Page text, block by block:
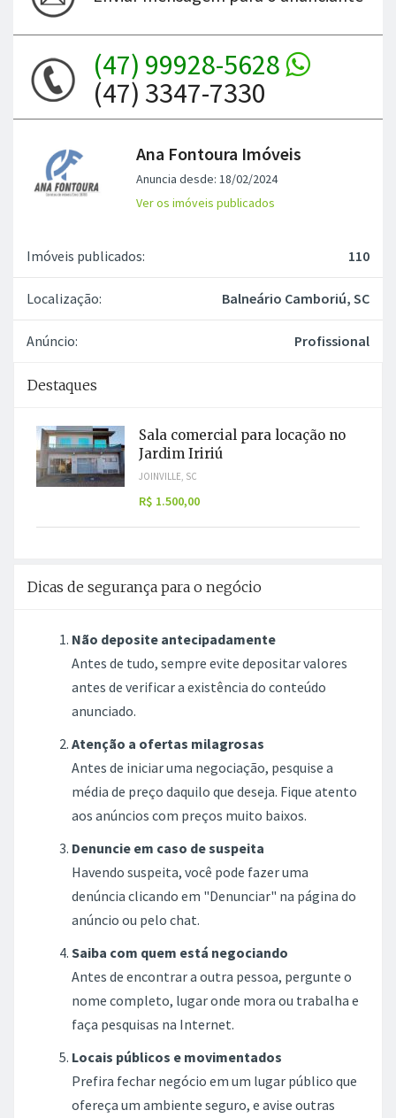
(47) 99928-5628
(47) 3347-7330
Ana Fontoura Imóveis
Anuncia desde: 18/02/2024
Ver os imóveis publicados
Imóveis publicados: 110
Localização: Balneário Camboriú, SC
Anúncio: Profissional
Destaques
Sala comercial para locação no
Jardim Iririú
JOINVILLE, SC
R$ 1.500,00
Dicas de segurança para o negócio
Não deposite antecipadamente
Antes de tudo, sempre evite depositar valores
antes de verificar a existência do conteúdo
anunciado.
Atenção a ofertas milagrosas
Antes de iniciar uma negociação, pesquise a
média de preço daquilo que deseja. Fique atento
aos anúncios com preços muito baixos.
Denuncie em caso de suspeita
Havendo suspeita, você pode fazer uma
denúncia clicando em "Denunciar" na página do
anúncio ou pelo chat.
Saiba com quem está negociando
Antes de encontrar a outra pessoa, pergunte o
nome completo, lugar onde mora ou trabalha e
faça pesquisas na Internet.
Locais públicos e movimentados
Prefira fechar negócio em um lugar público que
ofereça um ambiente seguro, e avise outras